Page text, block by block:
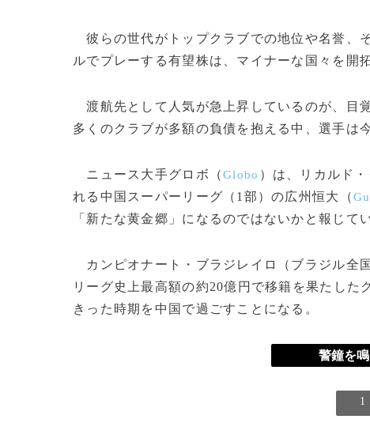
彼らの世代がトップクラブでの地位や名誉、
ルでプレーする有望株は、マイナーな国々を開
渡航先として人気が急上昇しているのが、目
多くのクラブが多額の負債を抱える中、選手は
ニュース大手グロボ（Globo ）は、リカルド
れる中国スーパーリーグ（1部）の広州恒大（
「新たな黄金郷」になるのではないかと報じて
カンピオナート・ブラジレイロ（ブラジル全
リーグ史上最高額の約20億円で移籍を果たした
きった時期を中国で過ごすことになる。
警鐘を
1